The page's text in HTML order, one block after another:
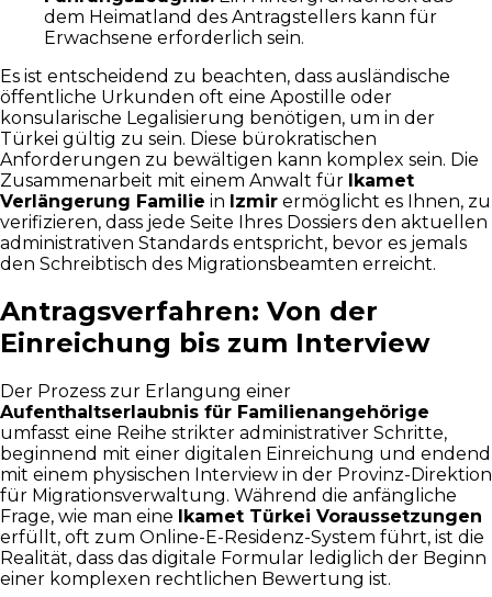
dem Heimatland des Antragstellers kann für
Erwachsene erforderlich sein.
Es ist entscheidend zu beachten, dass ausländische
öffentliche Urkunden oft eine Apostille oder
konsularische Legalisierung benötigen, um in der
Türkei gültig zu sein. Diese bürokratischen
Anforderungen zu bewältigen kann komplex sein. Die
Zusammenarbeit mit einem Anwalt für Ikamet
Verlängerung Familie in Izmir ermöglicht es Ihnen, zu
verifizieren, dass jede Seite Ihres Dossiers den aktuellen
administrativen Standards entspricht, bevor es jemals
den Schreibtisch des Migrationsbeamten erreicht.
Antragsverfahren: Von der
Einreichung bis zum Interview
Der Prozess zur Erlangung einer
Aufenthaltserlaubnis für Familienangehörige
umfasst eine Reihe strikter administrativer Schritte,
beginnend mit einer digitalen Einreichung und endend
mit einem physischen Interview in der Provinz-Direktion
für Migrationsverwaltung. Während die anfängliche
Frage, wie man eine
Ikamet Türkei Voraussetzungen
erfüllt, oft zum Online-E-Residenz-System führt, ist die
Realität, dass das digitale Formular lediglich der Beginn
einer komplexen rechtlichen Bewertung ist.